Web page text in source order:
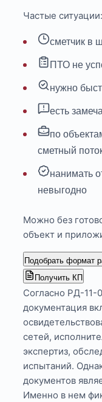
Частые ситуации:
сметчик в
ПТО не
нужно
есть
по
сметный
нанимать
невыгодно
Можно без
объект и
Подобрать формат
Получить КП
Согласно РД-11-
документация
сетей,
экспертиз,
испытаний.
документов
Именно в нем